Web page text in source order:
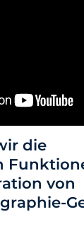
die
von